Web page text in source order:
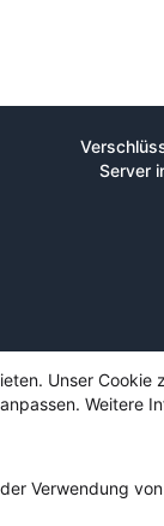
Server
Unser
Weitere
Verwendung